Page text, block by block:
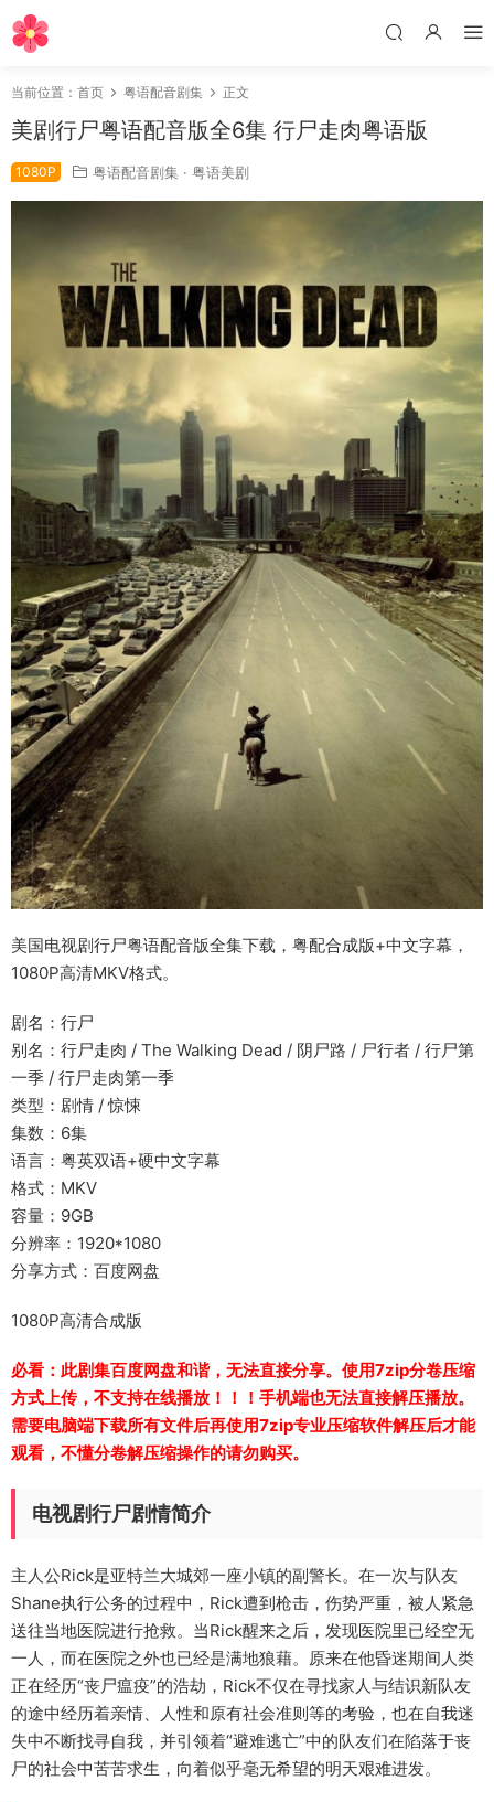
当前位置： 首页 粤语配音剧集 正文
美剧行尸粤语配音版全6集 行尸走肉粤语版
1080P 粤语配音剧集 · 粤语美剧
美国电视剧行尸粤语配音版全集下载，粤配合成版+中文字幕，
1080P高清MKV格式。
剧名：行尸
别名：行尸走肉 / The Walking Dead / 阴尸路 / 尸行者 / 行尸第
一季 / 行尸走肉第一季
类型：剧情 / 惊悚
集数：6集
语言：粤英双语+硬中文字幕
格式：MKV
容量：9GB
分辨率：1920*1080
分享方式：百度网盘
1080P高清合成版
必看：此剧集百度网盘和谐，无法直接分享。使用7zip分卷压缩
方式上传，不支持在线播放！！！手机端也无法直接解压播放。
需要电脑端下载所有文件后再使用7zip专业压缩软件解压后才能
观看，不懂分卷解压缩操作的请勿购买。
电视剧行尸剧情简介
主人公Rick是亚特兰大城郊一座小镇的副警长。在一次与队友
Shane执行公务的过程中，Rick遭到枪击，伤势严重，被人紧急
送往当地医院进行抢救。当Rick醒来之后，发现医院里已经空无
一人，而在医院之外也已经是满地狼藉。原来在他昏迷期间人类
正在经历“丧尸瘟疫”的浩劫，Rick不仅在寻找家人与结识新队友
的途中经历着亲情、人性和原有社会准则等的考验，也在自我迷
失中不断找寻自我，并引领着“避难逃亡”中的队友们在陷落于丧
尸的社会中苦苦求生，向着似乎毫无希望的明天艰难进发。